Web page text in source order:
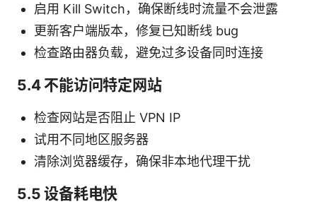
启用 Kill Switch，确保断线时流量不会泄露
更新客户端版本，修复已知断线 bug
检查路由器负载，避免过多设备同时连接
5.4 不能访问特定网站
检查网站是否阻止 VPN IP
试用不同地区服务器
清除浏览器缓存，确保非本地代理干扰
5.5 设备耗电快